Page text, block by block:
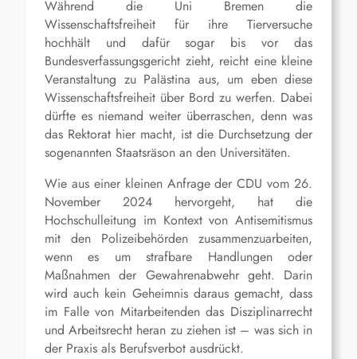
Während die Uni Bremen die
Wissenschaftsfreiheit für ihre Tierversuche
hochhält und dafür sogar bis vor das
Bundesverfassungsgericht zieht, reicht eine kleine
Veranstaltung zu Palästina aus, um eben diese
Wissenschaftsfreiheit über Bord zu werfen. Dabei
dürfte es niemand weiter überraschen, denn was
das Rektorat hier macht, ist die Durchsetzung der
sogenannten Staatsräson an den Universitäten.
Wie aus einer kleinen Anfrage der CDU vom 26.
November 2024 hervorgeht, hat die
Hochschulleitung im Kontext von Antisemitismus
mit den Polizeibehörden zusammenzuarbeiten,
wenn es um strafbare Handlungen oder
Maßnahmen der Gewahrenabwehr geht. Darin
wird auch kein Geheimnis daraus gemacht, dass
im Falle von Mitarbeitenden das Disziplinarrecht
und Arbeitsrecht heran zu ziehen ist – was sich in
der Praxis als Berufsverbot ausdrückt.